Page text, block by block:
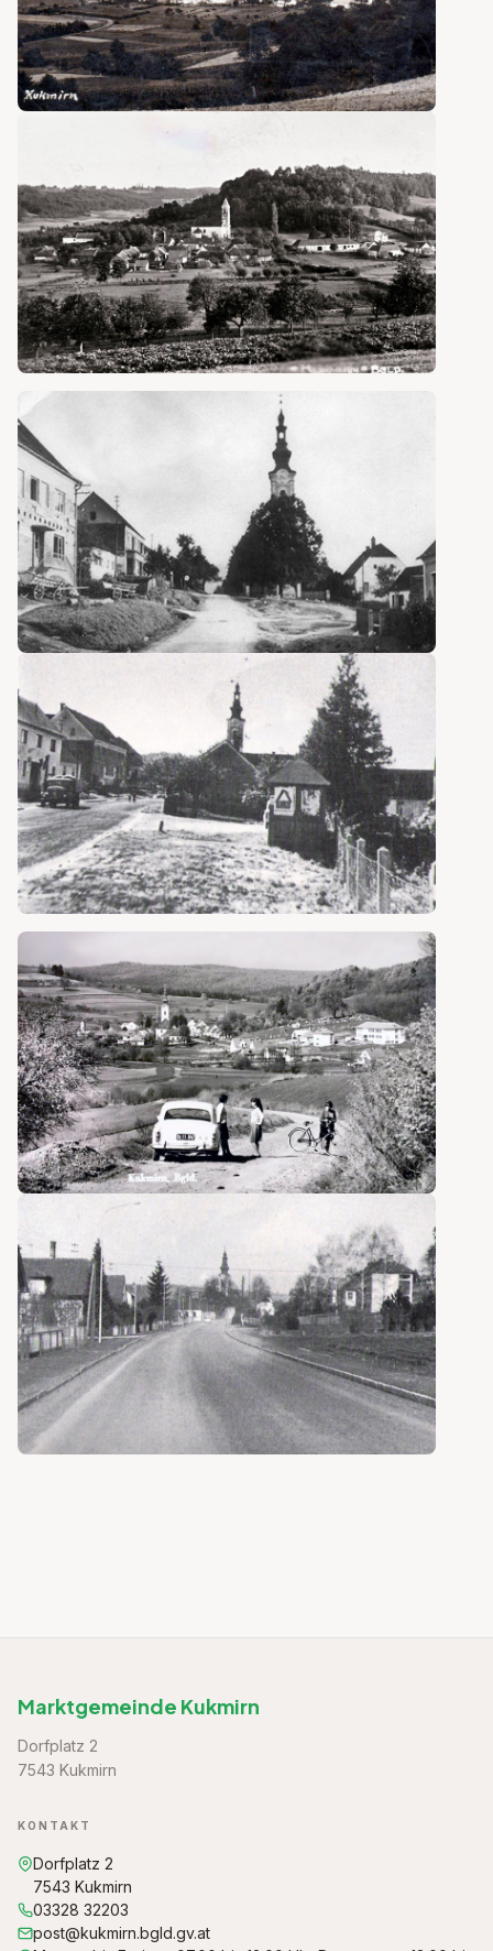
Marktgemeinde Kukmirn
Dorfplatz 2
7543 Kukmirn
KONTAKT
Dorfplatz 2
7543 Kukmirn
03328 32203
post@kukmirn.bgld.gv.at